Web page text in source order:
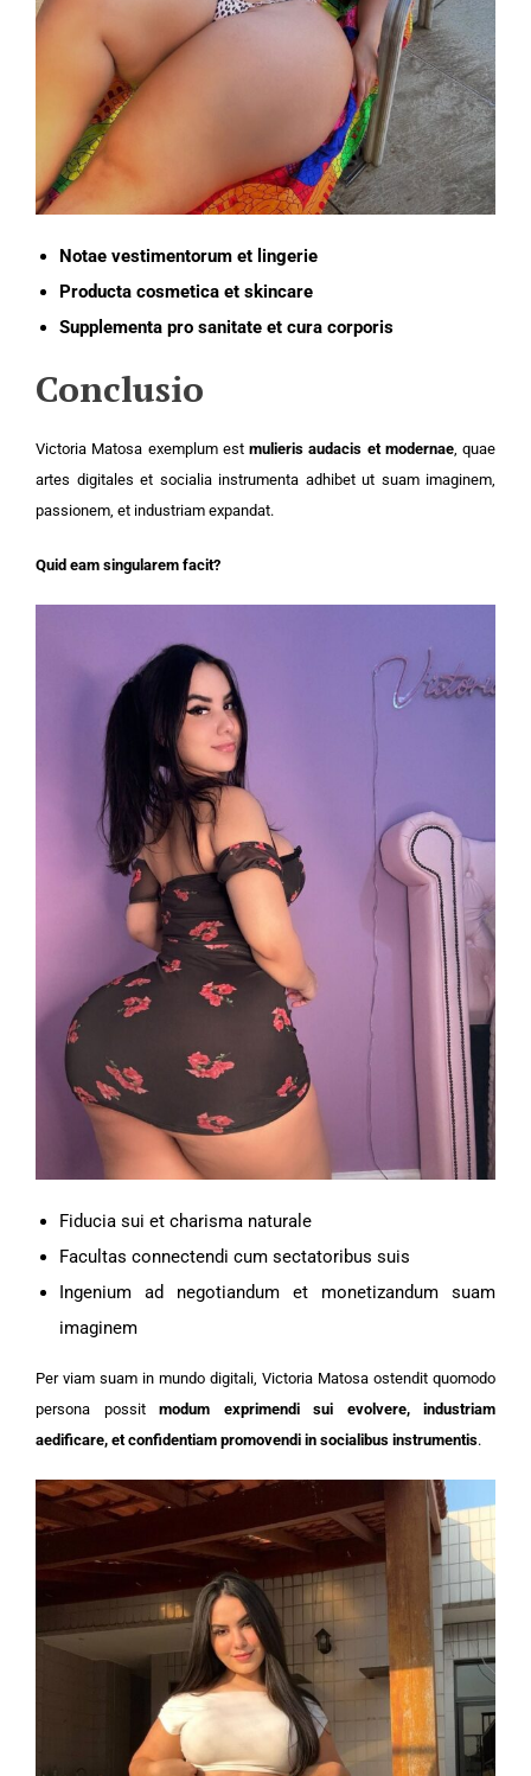
Notae vestimentorum et lingerie
Producta cosmetica et skincare
Supplementa pro sanitate et cura corporis
Conclusio
Victoria Matosa exemplum est mulieris audacis et modernae, quae
artes digitales et socialia instrumenta adhibet ut suam imaginem,
passionem, et industriam expandat.
Quid eam singularem facit?
Fiducia sui et charisma naturale
Facultas connectendi cum sectatoribus suis
Ingenium ad negotiandum et monetizandum suam
imaginem
Per viam suam in mundo digitali, Victoria Matosa ostendit quomodo
persona possit modum exprimendi sui evolvere, industriam
aedificare, et confidentiam promovendi in socialibus instrumentis.